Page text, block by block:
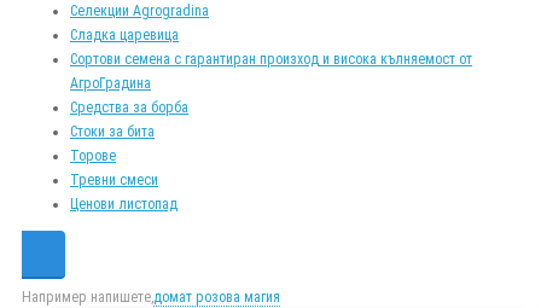
Селекции Agrogradina
Сладка царевица
Сортови семена с гарантиран произход и висока кълняемост от
АгроГрадина
Средства за борба
Стоки за бита
Торове
Тревни смеси
Ценови листопад
Например напишете,домат розова магия